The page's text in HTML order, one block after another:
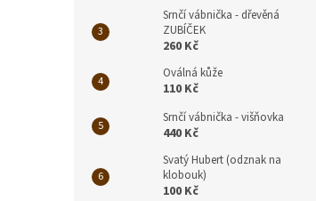
Srnčí vábnička - dřevěná
ZUBÍČEK
260 Kč
Oválná kůže
110 Kč
Srnčí vábnička - višňovka
440 Kč
Svatý Hubert (odznak na
klobouk)
100 Kč